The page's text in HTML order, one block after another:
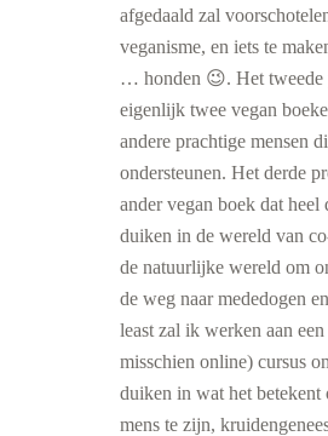
afgedaald zal
veganisme, en iets te
… honden 😉. Het
eigenlijk twee vegan
andere prachtige mensen
ondersteunen. Het derde
ander vegan boek dat heel
duiken in de wereld van
de natuurlijke wereld om
de weg naar mededogen
least zal ik werken aan
misschien online) cursus
duiken in wat het betekent
mens te zijn,